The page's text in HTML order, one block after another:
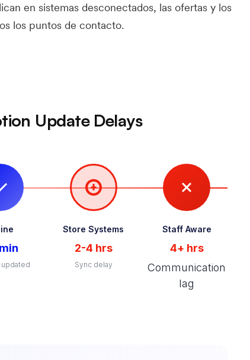
en sistemas desconectados, las ofertas y los
los puntos de contacto.
Update Delays
Store Systems
2-4 hrs
Sync delay
Staff Aware
4+ hrs
Communication
lag